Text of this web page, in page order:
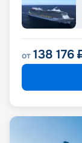
от 138 176